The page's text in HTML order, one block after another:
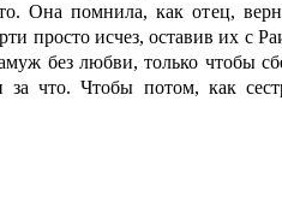
Она помнила, как отец,
просто исчез, оставив их с
без любви, только чтобы
за что. Чтобы потом, как